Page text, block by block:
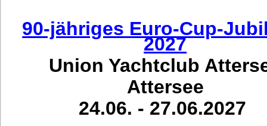
90-jähriges Euro-Cup-
2027
Union Yachtclub
Attersee
24.06. - 27.06.2027